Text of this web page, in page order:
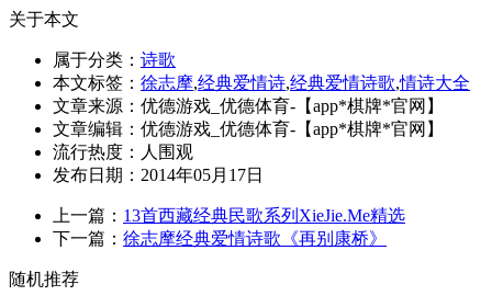
关于本文
属于分类： 诗歌
本文标签： 徐志摩,经典爱情诗,经典爱情诗歌,情诗大全
文章来源：优德游戏_优德体育-【app*棋牌*官网】
文章编辑：优德游戏_优德体育-【app*棋牌*官网】
流行热度： 人围观
发布日期：2014年05月17日
上一篇： 13首西藏经典民歌系列XieJie.Me精选
下一篇： 徐志摩经典爱情诗歌《再别康桥》
随机推荐